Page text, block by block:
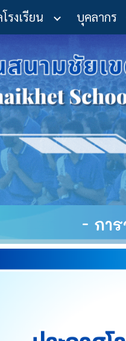
Skip to main content
รงเรียน บุคลากร
- กา